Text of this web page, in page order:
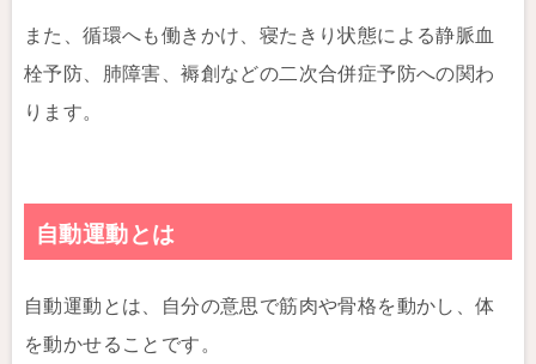
また、循環へも働きかけ、寝たきり状態による静脈血
栓予防、肺障害、褥創などの二次合併症予防への関わ
ります。
自動運動とは
自動運動とは、自分の意思で筋肉や骨格を動かし、体
を動かせることです。